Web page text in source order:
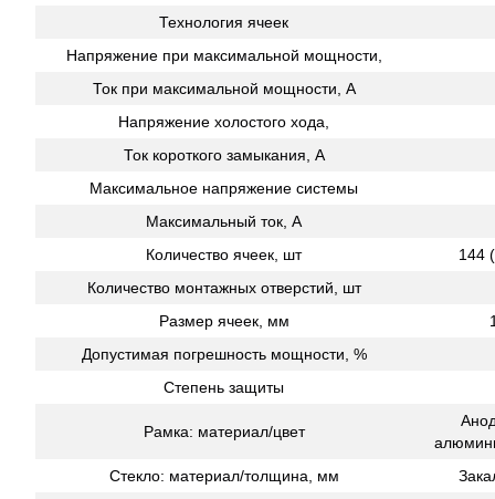
Технология ячеек
Напряжение при максимальной мощности,
Ток при максимальной мощности, А
Напряжение холостого хода,
Ток короткого замыкания, А
Максимальное напряжение системы
Максимальный ток, A
Количество ячеек, шт
144
Количество монтажных отверстий, шт
Размер ячеек, мм
Допустимая погрешность мощности, %
Степень защиты
Рамка: материал/цвет
Стекло: материал/толщина, мм